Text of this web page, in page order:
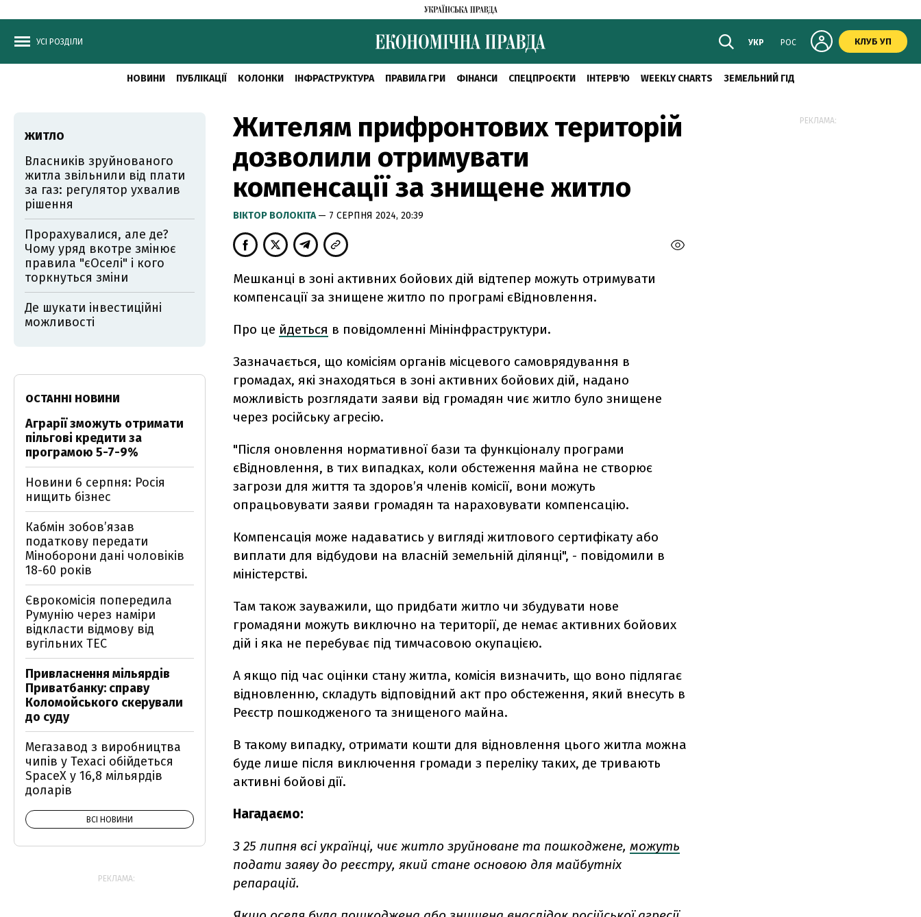
УСІ РОЗДІЛИ УКР РОС КЛУБ УП
НОВИНИ ПУБЛІКАЦІЇ КОЛОНКИ ІНФРАСТРУКТУРА ПРАВИЛА ГРИ ФІНАНСИ СПЕЦПРОЄКТИ ІНТЕРВ'Ю WEEKLY CHARTS ЗЕМЕЛЬНИЙ ГІД
Жителям прифронтових територій
дозволили отримувати
компенсації за знищене житло
ВІКТОР ВОЛОКІТА— 7 СЕРПНЯ 2024, 20:39
Мешканці в зоні активних бойових дій відтепер можуть отримувати
компенсації за знищене житло по програмі єВідновлення.
Про це йдеться в повідомленні Мінінфраструктури.
Зазначається, що комісіям органів місцевого самоврядування в
громадах, які знаходяться в зоні активних бойових дій, надано
можливість розглядати заяви від громадян чиє житло було знищене
через російську агресію.
"Після оновлення нормативної бази та функціоналу програми
єВідновлення, в тих випадках, коли обстеження майна не створює
загрози для життя та здоров’я членів комісії, вони можуть
опрацьовувати заяви громадян та нараховувати компенсацію.
Компенсація може надаватись у вигляді житлового сертифікату або
виплати для відбудови на власній земельній ділянці", - повідомили в
міністерстві.
Там також зауважили, що придбати житло чи збудувати нове
громадяни можуть виключно на території, де немає активних бойових
дій і яка не перебуває під тимчасовою окупацією.
А якщо під час оцінки стану житла, комісія визначить, що воно підлягає
відновленню, складуть відповідний акт про обстеження, який внесуть в
Реєстр пошкодженого та знищеного майна.
В такому випадку, отримати кошти для відновлення цього житла можна
буде лише після виключення громади з переліку таких, де тривають
активні бойові дії.
Нагадаємо:
З 25 липня всі українці, чиє житло зруйноване та пошкоджене, можуть
подати заяву до реєстру, який стане основою для майбутніх
репарацій.
ЖИТЛО
Власників зруйнованого
житла звільнили від плати
за газ: регулятор ухвалив
рішення
Прорахувалися, але де?
Чому уряд вкотре змінює
правила "єОселі" і кого
торкнуться зміни
Де шукати інвестиційні
можливості
ОСТАННІ НОВИНИ
Аграрії зможуть отримати
пільгові кредити за
програмою 5-7-9%
Новини 6 серпня: Росія
нищить бізнес
Кабмін зобовʼязав
податкову передати
Міноборони дані чоловіків
18-60 років
Єврокомісія попередила
Румунію через наміри
відкласти відмову від
вугільних ТЕС
Привласнення мільярдів
Приватбанку: справу
Коломойського скерували
до суду
Мегазавод з виробництва
чипів у Техасі обійдеться
SpaceX у 16,8 мільярдів
доларів
ВСІ НОВИНИ
РЕКЛАМА:
РЕКЛАМА: